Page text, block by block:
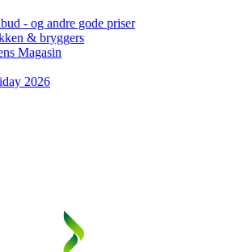
- og andre gode priser
& bryggers
Magasin
2026